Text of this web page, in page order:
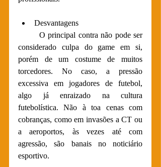
Desvantagens
O principal contra não pode ser
considerado culpa do game em si,
porém de um costume de muitos
torcedores. No caso, a pressão
excessiva em jogadores de futebol,
algo já enraizado na cultura
futebolística. Não à toa cenas com
cobranças, como em invasões a CT ou
a aeroportos, às vezes até com
agressão, são banais no noticiário
esportivo.